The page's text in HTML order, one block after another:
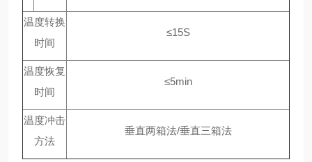
温度转换
时间
≤15S
温度恢复
时间
≤5min
温度冲击
方法
垂直两箱法/垂直三箱法